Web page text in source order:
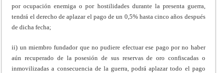
por ocupación enemiga o por hostilidades durante la presenta guerra,
tendrá el derecho de aplazar el pago de un 0,5% hasta cinco años después
de dicha fecha;
ii) un miembro fundador que no pudiere efectuar ese pago por no haber
aún recuperado de la posesión de sus reservas de oro confiscadas o
inmovilizadas a consecuencia de la guerra, podrá aplazar todo el pago